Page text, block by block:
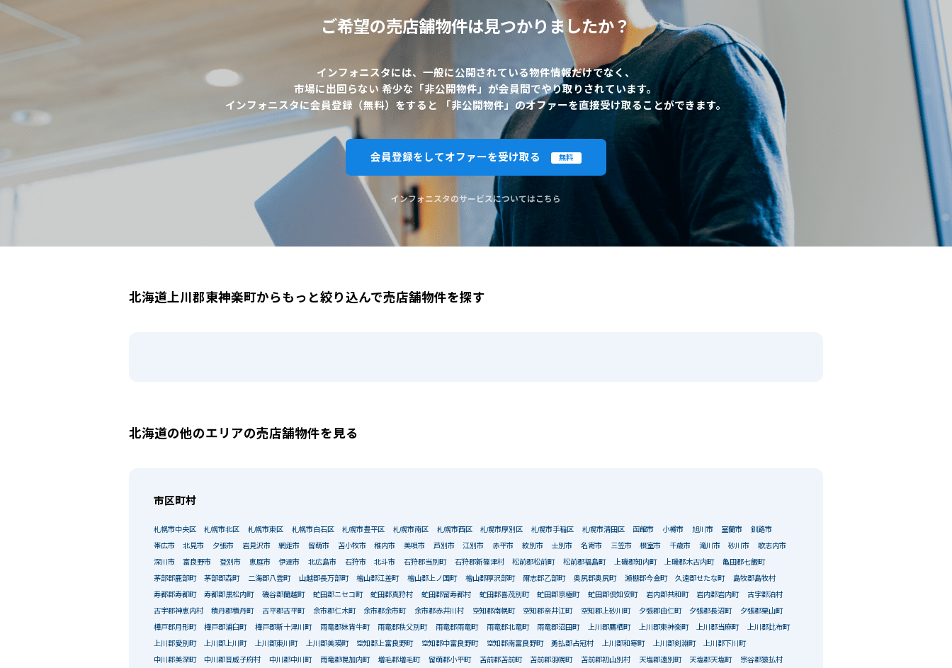
ご希望の売店舗物件は見つかりましたか？
インフォニスタには、一般に公開されている物件情報だけでなく、
市場に出回らない 希少な「非公開物件」が会員間でやり取りされています。
インフォニスタに会員登録（無料）をすると 「非公開物件」のオファーを直接受け取ることができます。
会員登録をしてオファーを受け取る 無料
インフォニスタのサービスについてはこちら
閉じる
選択中の条件
北海道上川郡東神楽町
該当物件数0件
エリア 出店条件 こだわり条件
この条件で検索
駅選択の場合は路線ごとに該当するものを全て選択してください。（例：「JR山手線 新宿駅」と「小田急線 新宿駅」では検索結果が異なる場合があります。）
北海道上川郡東神楽町からもっと絞り込んで売店舗物件を探す
北海道の他のエリアの売店舗物件を見る
市区町村
札幌市中央区 札幌市北区 札幌市東区 札幌市白石区 札幌市豊平区 札幌市南区 札幌市西区 札幌市厚別区 札幌市手稲区 札幌市清田区 函館市 小樽市 旭川市 室蘭市 釧路市
帯広市 北見市 夕張市 岩見沢市 網走市 留萌市 苫小牧市 稚内市 美唄市 芦別市 江別市 赤平市 紋別市 士別市 名寄市 三笠市 根室市 千歳市 滝川市 砂川市 歌志内市
深川市 富良野市 登別市 恵庭市 伊達市 北広島市 石狩市 北斗市 石狩郡当別町 石狩郡新篠津村 松前郡松前町 松前郡福島町 上磯郡知内町 上磯郡木古内町 亀田郡七飯町
茅部郡鹿部町 茅部郡森町 二海郡八雲町 山越郡長万部町 檜山郡江差町 檜山郡上ノ国町 檜山郡厚沢部町 爾志郡乙部町 奥尻郡奥尻町 瀬棚郡今金町 久遠郡せたな町 島牧郡島牧村
寿都郡寿都町 寿都郡黒松内町 磯谷郡蘭越町 虻田郡ニセコ町 虻田郡真狩村 虻田郡留寿都村 虻田郡喜茂別町 虻田郡京極町 虻田郡倶知安町 岩内郡共和町 岩内郡岩内町 古宇郡泊村
古宇郡神恵内村 積丹郡積丹町 古平郡古平町 余市郡仁木町 余市郡余市町 余市郡赤井川村 空知郡南幌町 空知郡奈井江町 空知郡上砂川町 夕張郡由仁町 夕張郡長沼町 夕張郡栗山町
樺戸郡月形町 樺戸郡浦臼町 樺戸郡新十津川町 雨竜郡妹背牛町 雨竜郡秩父別町 雨竜郡雨竜町 雨竜郡北竜町 雨竜郡沼田町 上川郡鷹栖町 上川郡東神楽町 上川郡当麻町 上川郡比布町
上川郡愛別町 上川郡上川町 上川郡東川町 上川郡美瑛町 空知郡上富良野町 空知郡中富良野町 空知郡南富良野町 勇払郡占冠村 上川郡和寒町 上川郡剣淵町 上川郡下川町
中川郡美深町 中川郡音威子府村 中川郡中川町 雨竜郡幌加内町 増毛郡増毛町 留萌郡小平町 苫前郡苫前町 苫前郡羽幌町 苫前郡初山別村 天塩郡遠別町 天塩郡天塩町 宗谷郡猿払村